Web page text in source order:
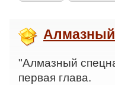
Алмазный
"Алмазный
первая глава.